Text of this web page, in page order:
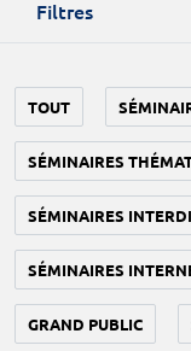
Filtres
TOUT
SÉMINAIRES
SÉMINAIRES
SÉMINAIRES
GRAND PUBLIC